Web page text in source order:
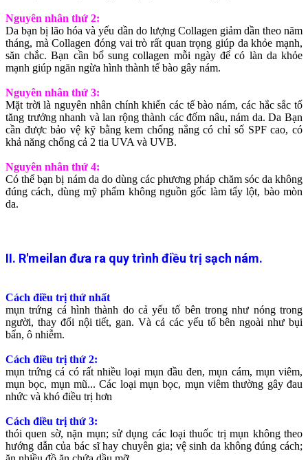
Nguyên nhân thứ 2:
Da bạn bị lão hóa và yếu dần do lượng Collagen giảm dần theo năm
tháng, mà Collagen đóng vai trò rất quan trọng giúp da khỏe mạnh,
săn chắc. Bạn cần bổ sung collagen mỗi ngày để có làn da khỏe
mạnh giúp ngăn ngừa hình thành tế bào gây nám.
Nguyên nhân thứ 3:
Mặt trời là nguyên nhân chính khiến các tế bào nám, các hắc sắc tố
tăng trưởng nhanh và lan rộng thành các đốm nâu, nám da. Da Bạn
cần được bảo vệ kỹ bằng kem chống nắng có chỉ số SPF cao, có
khả năng chống cả 2 tia UVA và UVB.
Nguyên nhân thứ 4:
Có thể bạn bị nám da do dùng các phương pháp chăm sóc da không
đúng cách, dùng mỹ phẩm không nguồn gốc làm tẩy lột, bào mòn
da.
II. R'meilan đưa ra quy trình điều trị sạch nám.
Cách điều trị thứ nhất
mụn trứng cá hình thành do cả yếu tố bên trong như nóng trong
người, thay đổi nội tiết, gan. Và cả các yếu tố bên ngoài như bụi
bẩn, ô nhiễm.
Cách điều trị thứ 2:
mụn trứng cá có rất nhiều loại mụn đầu đen, mụn cám, mụn viêm,
mụn bọc, mụn mũ... Các loại mụn bọc, mụn viêm thường gây đau
nhức và khó điều trị hơn
Cách điều trị thứ 3:
thói quen sờ, nặn mụn; sử dụng các loại thuốc trị mụn không theo
hướng dẫn của bác sĩ hay chuyên gia; vệ sinh da không đúng cách;